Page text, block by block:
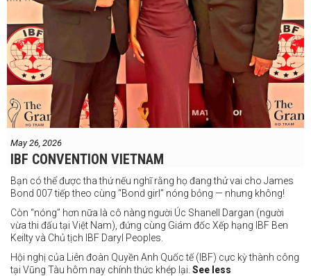
May 26, 2026
IBF CONVENTION VIETNAM
Bạn có thể được tha thứ nếu nghĩ rằng họ đang thử vai cho James
Bond 007 tiếp theo cùng “Bond girl” nóng bỏng — nhưng không!
Còn “nóng” hơn nữa là cô nàng người Úc Shanell Dargan (người
vừa thi đấu tại Việt Nam), đứng cùng Giám đốc Xếp hạng IBF Ben
Keilty và Chủ tịch IBF Daryl Peoples.
Hội nghị của Liên đoàn Quyền Anh Quốc tế (IBF) cực kỳ thành công
tại Vũng Tàu hôm nay chính thức khép lại. See less